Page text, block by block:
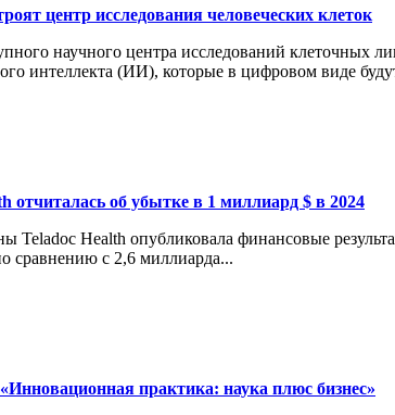
центр исследования человеческих клеток
научного центра исследований клеточных
интеллекта (ИИ), которые в цифровом виде
отчиталась об убытке в 1 миллиард $ в 2024
Teladoc Health опубликовала финансовые
сравнению с 2,6 миллиарда...
практика: наука плюс бизнес»